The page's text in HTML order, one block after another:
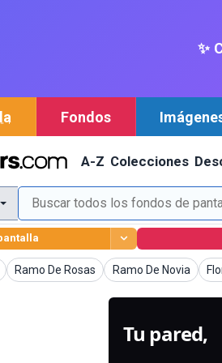
✨
Fondos
A-Z Colecciones
Ramo De Rosas
Imágenes Ramo De Novia
Imágenes
Tu pared,